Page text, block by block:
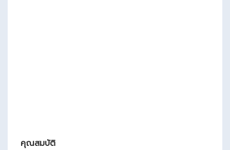
คุณสมบัติ